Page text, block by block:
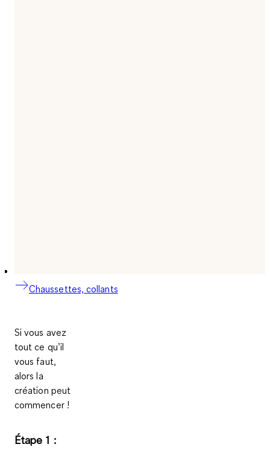
Chaussettes, collants
Si vous avez
tout ce qu’il
vous faut,
alors la
création peut
commencer !
Étape 1 :